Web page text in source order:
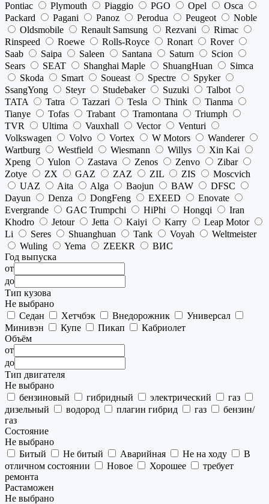
Pontiac
Plymouth Piaggio PGO Opel
Osca
Packard
Pagani Panoz Perodua Peugeot
Noble
Oldsmobile
Renault Samsung Rezvani
Rimac
Rinspeed
Roewe Rolls-Royce Ronart
Rover
Saab
Saipa Saleen Santana Saturn
Scion
Sears
SEAT Shanghai Maple ShuangHuan
Simca
Skoda
Smart Soueast Spectre
Spyker
SsangYong
Steyr Studebaker Suzuki
Talbot
TATA
Tatra Tazzari Tesla Think
Tianma
Tianye
Tofas Trabant Tramontana
Triumph
TVR
Ultima Vauxhall Vector
Venturi
Volkswagen
Volvo Vortex W Motors
Wanderer
Wartburg
Westfield Wiesmann Willys
Xin Kai
Xpeng
Yulon Zastava Zenos Zenvo
Zibar
Zotye
ZX GAZ ZAZ ZIL ZIS
Moscvich
UAZ
Aita Alga Baojun BAW
DFSC
Dayun
Denza DongFeng EXEED
Enovate
Evergrande
GAC Trumpchi HiPhi Hongqi
Iran
Khodro
Jetour Jetta Kaiyi Karry
Leap Motor
Li
Seres Shuanghuan Tank Voyah
Weltmeister
Wuling
Yema ZEEKR
ВИС
Год выпуска
от
до
Тип кузова
Не выбрано
Седан
Хетчбэк Внедорожник
Универсал
Минивэн
Купе Пикап
Кабриолет
Объём
от
до
Тип двигателя
Не выбрано
бензиновый
гибридный электрический
газ
дизельный
водород плагин гибрид газ
бензин/
газ
Состояние
Не выбрано
Битый
Не битый Аварийная Не на ходу
В
отличном состоянии
Новое Хорошее
требует
ремонта
Растаможен
Не выбрано